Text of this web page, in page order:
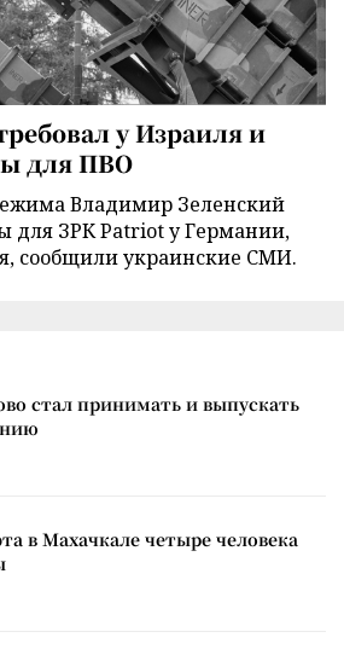
у Израиля и
для ПВО
Владимир Зеленский
для ЗРК Patriot у Германии,
сообщили украинские СМИ.
стал принимать и выпускать
в Махачкале четыре человека